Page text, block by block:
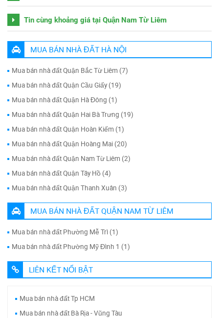
Tin cùng khoảng giá tại Quận Nam Từ Liêm
MUA BÁN NHÀ ĐẤT HÀ NỘI
Mua bán nhà đất Quận Bắc Từ Liêm (7)
Mua bán nhà đất Quận Cầu Giấy (19)
Mua bán nhà đất Quận Hà Đông (1)
Mua bán nhà đất Quận Hai Bà Trưng (19)
Mua bán nhà đất Quận Hoàn Kiếm (1)
Mua bán nhà đất Quận Hoàng Mai (20)
Mua bán nhà đất Quận Nam Từ Liêm (2)
Mua bán nhà đất Quận Tây Hồ (4)
Mua bán nhà đất Quận Thanh Xuân (3)
MUA BÁN NHÀ ĐẤT QUẬN NAM TỪ LIÊM
Mua bán nhà đất Phường Mễ Trì (1)
Mua bán nhà đất Phường Mỹ Đình 1 (1)
LIÊN KẾT NỔI BẬT
Mua bán nhà đất Tp HCM
Mua bán nhà đất Bà Rịa - Vũng Tàu